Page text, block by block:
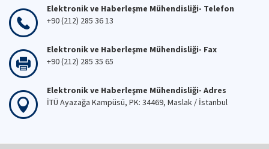
Elektronik ve Haberleşme Mühendisliği- Telefon
+90 (212) 285 36 13
Elektronik ve Haberleşme Mühendisliği- Fax
+90 (212) 285 35 65
Elektronik ve Haberleşme Mühendisliği- Adres
İTÜ Ayazağa Kampüsü, PK: 34469, Maslak / İstanbul